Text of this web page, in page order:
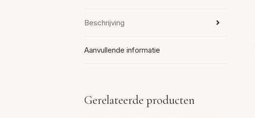
Beschrijving
Aanvullende informatie
Gerelateerde producten